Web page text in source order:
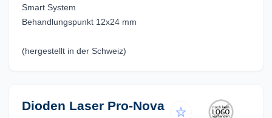
Smart System
Behandlungspunkt 12x24 mm
(hergestellt in der Schweiz)
Dioden Laser Pro-Nova